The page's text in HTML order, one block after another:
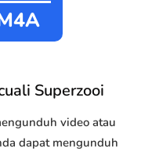
Superzooi
video atau
dapat mengunduh